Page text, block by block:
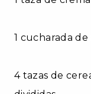
1 cucharada
4 tazas de